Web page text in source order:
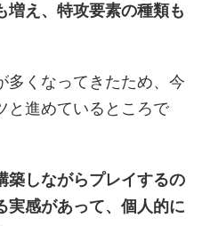
増え、特攻要素の種類も
多くなってきたため、今
と進めているところで
築しながらプレイするの
実感があって、個人的に